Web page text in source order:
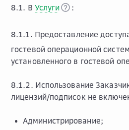
8.1. В Услуги :
8.1.1. Предоставление
гостевой операционной
установленного в гостевой
8.1.2. Использование
лицензий/подписок не
Администрирование;